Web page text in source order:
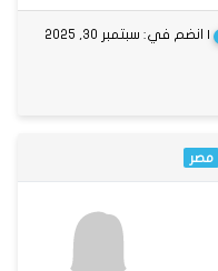
| انضم في: سبتمبر 30, 2025
مصر